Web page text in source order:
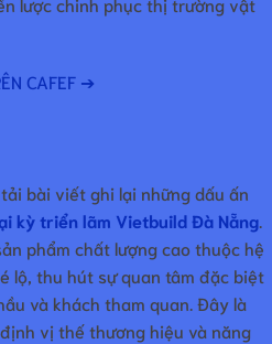
CAFEF ➔
bài viết ghi lại những dấu ấn
kỳ triển lãm Vietbuild Đà Nẵng
phẩm chất lượng cao thuộc hệ
lộ, thu hút sự quan tâm đặc biệt
và khách tham quan. Đây là
vị thế thương hiệu và năng